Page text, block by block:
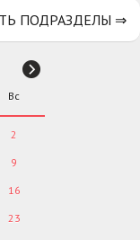
ПОДРАЗДЕЛЫ ⇒
Вс
2
9
16
23